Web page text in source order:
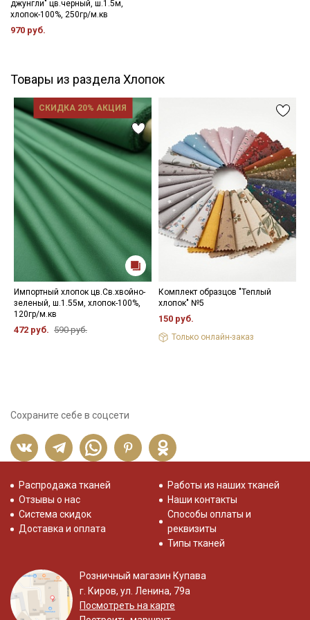
джунгли" цв.черный, ш.1.5м,
хлопок-100%, 250гр/м.кв
970 руб.
Товары из раздела Хлопок
СКИДКА 20% АКЦИЯ
Импортный хлопок цв.Св.хвойно-
зеленый, ш.1.55м, хлопок-100%,
120гр/м.кв
472 руб. 590 руб.
Комплект образцов "Теплый
хлопок" №5
150 руб.
Только онлайн-заказ
Сохраните себе в соцсети
Распродажа тканей
Отзывы о нас
Система скидок
Доставка и оплата
Работы из наших тканей
Наши контакты
Способы оплаты и
реквизиты
Типы тканей
Розничный магазин Купава
г. Киров, ул. Ленина, 79а
Посмотреть на карте